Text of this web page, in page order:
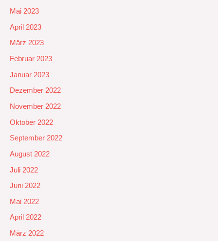
Mai 2023
April 2023
März 2023
Februar 2023
Januar 2023
Dezember 2022
November 2022
Oktober 2022
September 2022
August 2022
Juli 2022
Juni 2022
Mai 2022
April 2022
März 2022